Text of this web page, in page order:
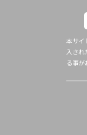
本サイ
入され
る事が